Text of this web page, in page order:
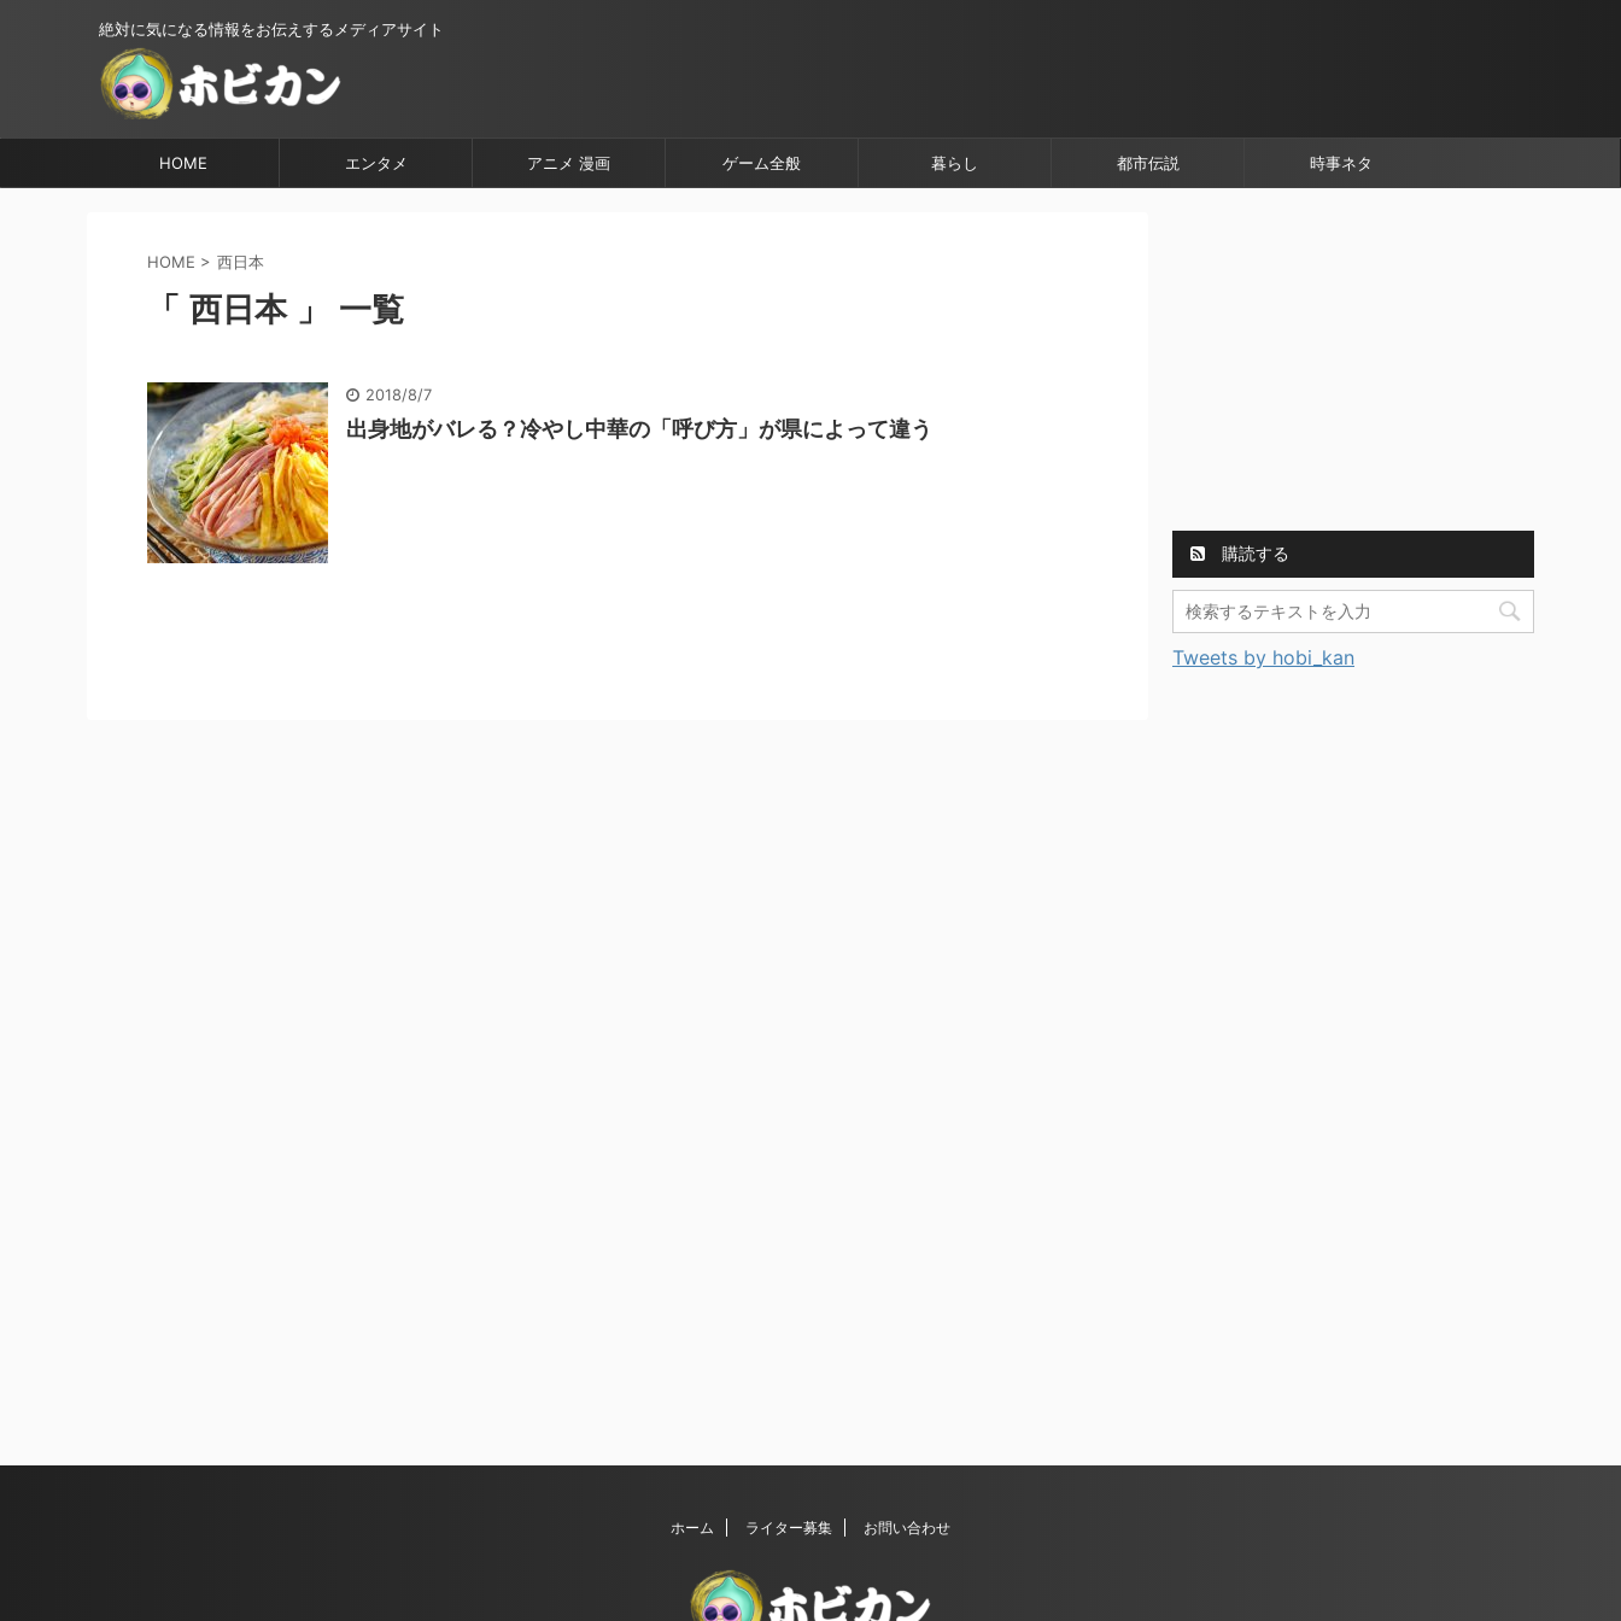
絶対に気になる情報をお伝えするメディアサイト
HOME エンタメ アニメ 漫画 ゲーム全般 暮らし 都市伝説 時事ネタ
HOME > 西日本
「 西日本 」 一覧
2018/8/7
出身地がバレる？冷やし中華の「呼び方」が県によって違う
購読する
Tweets by hobi_kan
ホーム ライター募集 お問い合わせ